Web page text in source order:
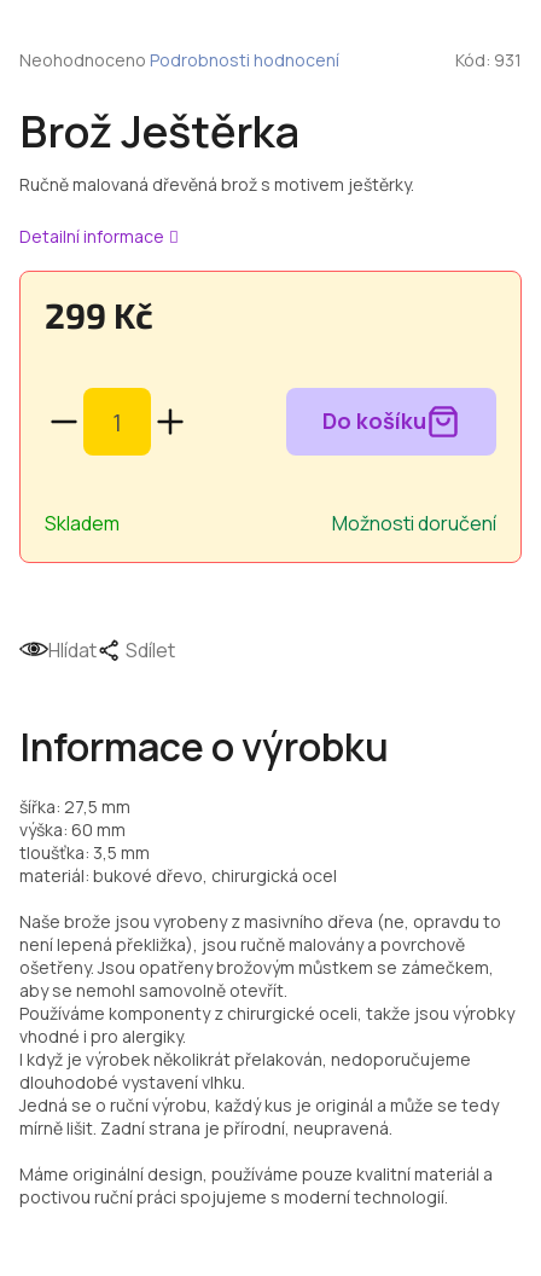
Brož Ještěrka
Ručně malovaná dřevěná brož s motivem ještěrky.
Detailní informace
Hlídat Sdílet
299 Kč
Skladem Možnosti doručení
Průměrné
je
0,0
z
5
Neohodnoceno Podrobnosti hodnocení Kód: 931
Informace o výrobku
šířka: 27,5 mm
výška: 60 mm
tloušťka: 3,5 mm
materiál: bukové dřevo, chirurgická ocel
Naše brože jsou vyrobeny z masivního dřeva (ne, opravdu to
není lepená překližka), jsou ručně malovány a povrchově
ošetřeny. Jsou opatřeny brožovým můstkem se zámečkem,
aby se nemohl samovolně otevřít.
Používáme komponenty z chirurgické oceli, takže jsou výrobky
vhodné i pro alergiky.
I když je výrobek několikrát přelakován, nedoporučujeme
dlouhodobé vystavení vlhku.
Jedná se o ruční výrobu, každý kus je originál a může se tedy
mírně lišit. Zadní strana je přírodní, neupravená.
Máme originální design, používáme pouze kvalitní materiál a
poctivou ruční práci spojujeme s moderní technologií.